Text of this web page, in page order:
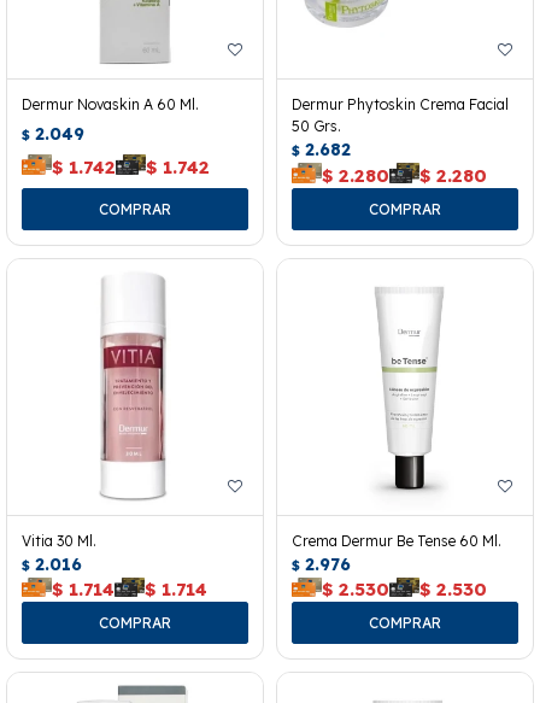
Dermur Novaskin A 60 Ml.
$ 2.049
$ 1.742 $ 1.742
Dermur Phytoskin Crema Facial
50 Grs.
$ 2.682
$ 2.280 $ 2.280
Vitia 30 Ml.
$ 2.016
$ 1.714 $ 1.714
Crema Dermur Be Tense 60 Ml.
$ 2.976
$ 2.530 $ 2.530